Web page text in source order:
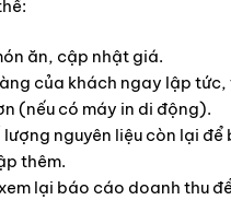
ăn, cập nhật giá.
của khách ngay lập tức,
(nếu có máy in di động).
nguyên liệu còn lại để
thêm.
lại báo cáo doanh thu